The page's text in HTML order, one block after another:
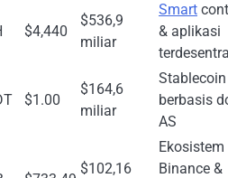
$4,440
$536,9
miliar
Smart
& aplikasi
$1.00
$164,6
miliar
Stablecoin
berbasis
AS
$102,16
Ekosistem
Binance &